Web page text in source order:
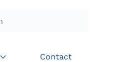
Contact